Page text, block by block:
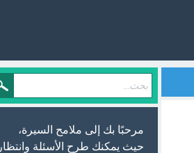
مرحبًا بك إلى ملامح السيرة،
حيث يمكنك طرح الأسئلة وانتظار